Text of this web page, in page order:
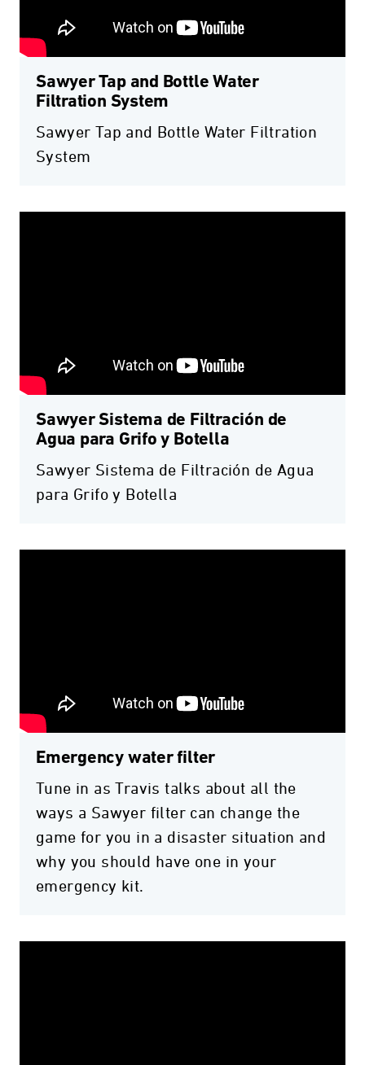
Sawyer Tap and Bottle Water
Filtration System
Sawyer Tap and Bottle Water Filtration
System
Sawyer Sistema de Filtración de
Agua para Grifo y Botella
Sawyer Sistema de Filtración de Agua
para Grifo y Botella
Emergency water filter
Tune in as Travis talks about all the
ways a Sawyer filter can change the
game for you in a disaster situation and
why you should have one in your
emergency kit.